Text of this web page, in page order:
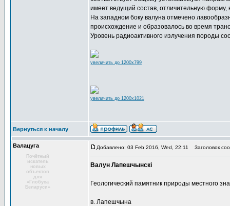
имеет ведущий состав, отличительную
На западном боку валуна отмечено
происхождение и образовалось во время
Уровень радиоактивного излучения породы
увеличить до 1200x799
увеличить до 1200x1021
Вернуться к началу
Валацуга
Почётный
искатель
новых
объектов
для
«Глобуса
Беларуси»
Добавлено: 03 Feb 2016, Wed, 22:11 Заголовок
Валун Лапешчынскі
Геологический памятник природы местного
в. Лапешчына